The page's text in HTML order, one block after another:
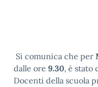
Si comunica che per
dalle ore 9.30, è stato
Docenti della scuola